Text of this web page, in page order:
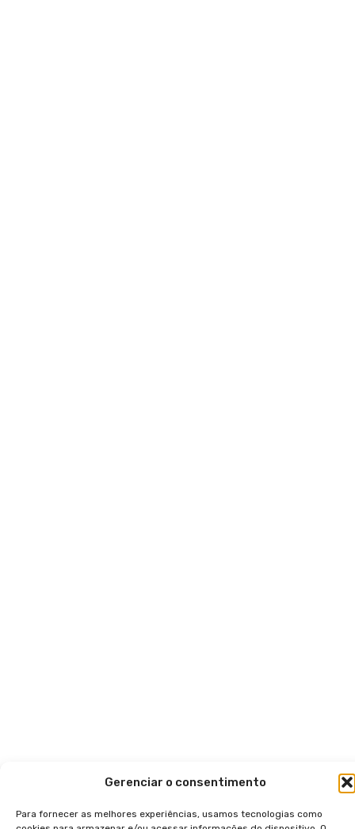
Gerenciar o consentimento
Para fornecer as melhores experiências, usamos tecnologias como